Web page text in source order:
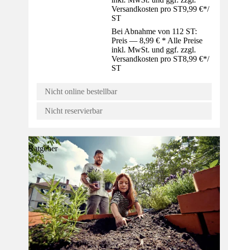
Versandkosten pro ST9,99 €*/
ST
Bei Abnahme von 112 ST:
Preis — 8,99 € * Alle Preise
inkl. MwSt. und ggf. zzgl.
Versandkosten pro ST8,99 €*/
ST
Nicht online bestellbar
Nicht reservierbar
Ratgeber